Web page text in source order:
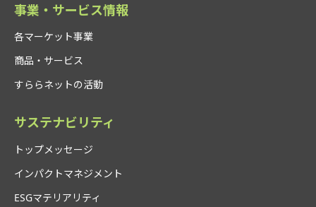
事業・サービス情報
各マーケット事業
商品・サービス
すららネットの活動
サステナビリティ
トップメッセージ
インパクトマネジメント
ESGマテリアリティ